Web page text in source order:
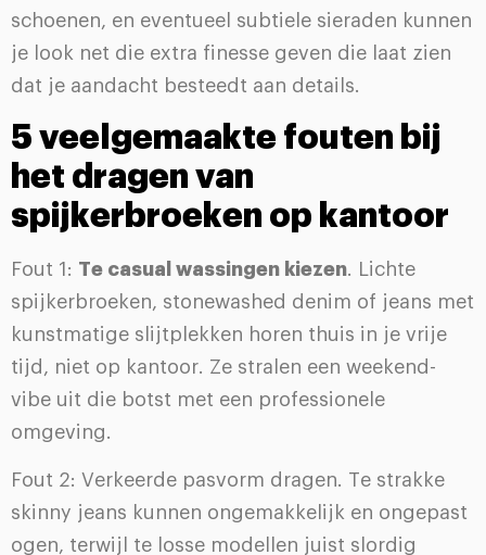
schoenen, en eventueel subtiele sieraden kunnen
je look net die extra finesse geven die laat zien
dat je aandacht besteedt aan details.
5 veelgemaakte fouten bij
het dragen van
spijkerbroeken op kantoor
Fout 1: Te casual wassingen kiezen . Lichte
spijkerbroeken, stonewashed denim of jeans met
kunstmatige slijtplekken horen thuis in je vrije
tijd, niet op kantoor. Ze stralen een weekend-
vibe uit die botst met een professionele
omgeving.
Fout 2: Verkeerde pasvorm dragen. Te strakke
skinny jeans kunnen ongemakkelijk en ongepast
ogen, terwijl te losse modellen juist slordig